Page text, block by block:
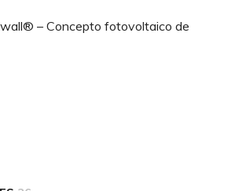
– Concepto fotovoltaico de